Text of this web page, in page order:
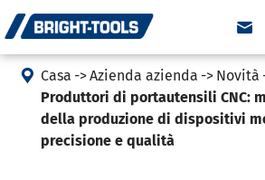

 Casa Azienda azienda
Novità
Produttori di portautensili CNC:
della produzione di dispositivi
precisione e qualità